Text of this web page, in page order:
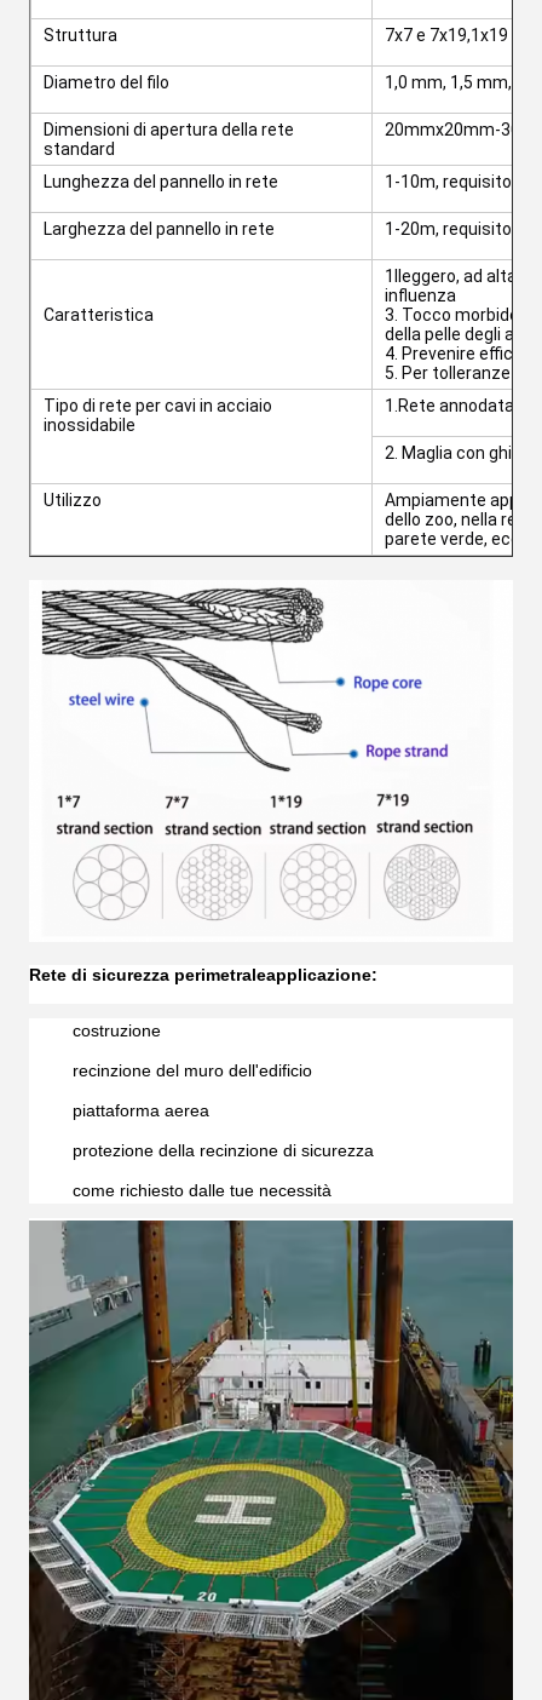
Struttura 7x7 e 7x19,1x19
Diametro del filo 1,0 mm, 1,5 mm,
Dimensioni di apertura della rete
standard
20mmx20mm-
Lunghezza del pannello in rete 1-10m, requisito
Larghezza del pannello in rete 1-20m, requisito
Caratteristica
1Ileggero, ad alta
influenza
3. Tocco morbido,
della pelle degli
4. Prevenire
5. Per tolleranze di
Tipo di rete per cavi in ​​acciaio
inossidabile
1.Rete annodata
2. Maglia con ghiera
Utilizzo
Ampiamente
dello zoo, nella
parete verde, ecc.
Rete di sicurezza perimetraleapplicazione:
costruzione
recinzione del muro dell'edificio
piattaforma aerea
protezione della recinzione di sicurezza
come richiesto dalle tue necessità